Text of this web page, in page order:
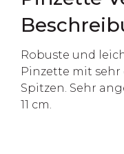
Robuste und
Pinzette mit
Spitzen. Sehr
11 cm.